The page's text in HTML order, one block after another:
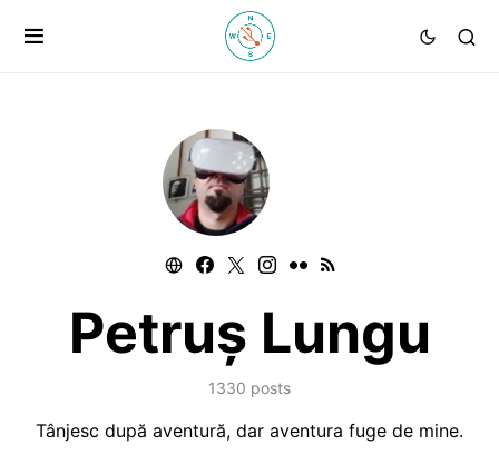
Petruș Lungu
1330 posts
Tânjesc după aventură, dar aventura fuge de mine.